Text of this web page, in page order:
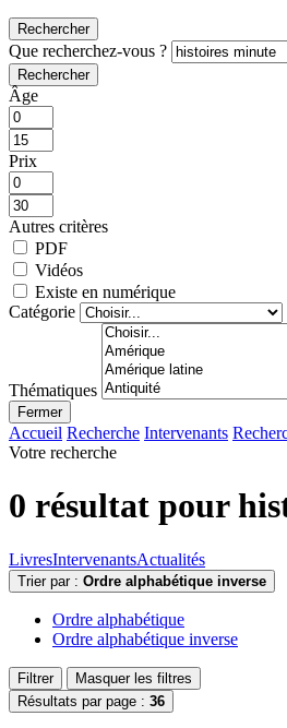
Rechercher
Que recherchez-vous ?
Rechercher
Âge
Prix
Autres critères
PDF
Vidéos
Existe en numérique
Catégorie
Thématiques
Fermer
Accueil Recherche Intervenants
Votre recherche
0 résultat pour
LivresIntervenantsActualités
Trier par : Ordre alphabétique inverse
Ordre alphabétique
Ordre alphabétique inverse
Filtrer
Masquer les filtres
Résultats par page : 36